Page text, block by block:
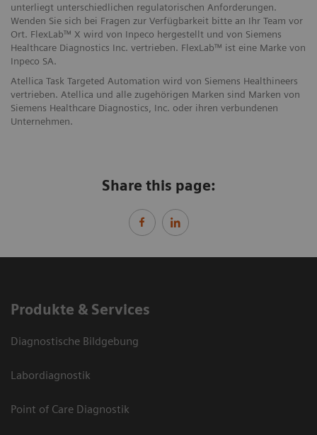
unterliegt unterschiedlichen regulatorischen Anforderungen.
Wenden Sie sich bei Fragen zur Verfügbarkeit bitte an Ihr Team vor
Ort. FlexLab™ X wird von Inpeco hergestellt und von Siemens
Healthcare Diagnostics Inc. vertrieben. FlexLab™ ist eine Marke von
Inpeco SA.
Atellica Task Targeted Automation wird von Siemens Healthineers
vertrieben. Atellica und alle zugehörigen Marken sind Marken von
Siemens Healthcare Diagnostics, Inc. oder ihren verbundenen
Unternehmen.
Share this page:
Produkte & Services
Diagnostische Bildgebung
Labordiagnostik
Point of Care Diagnostik